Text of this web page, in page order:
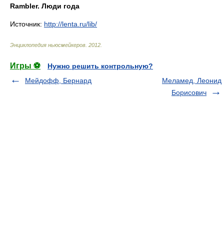
Rambler. Люди года
Источник: http://lenta.ru/lib/
Энциклопедия ньюсмейкеров 2012
Игры ⚽
Нужно решить контрольную?
Мейдофф, Бернард
Меламед, Леонид
Борисович